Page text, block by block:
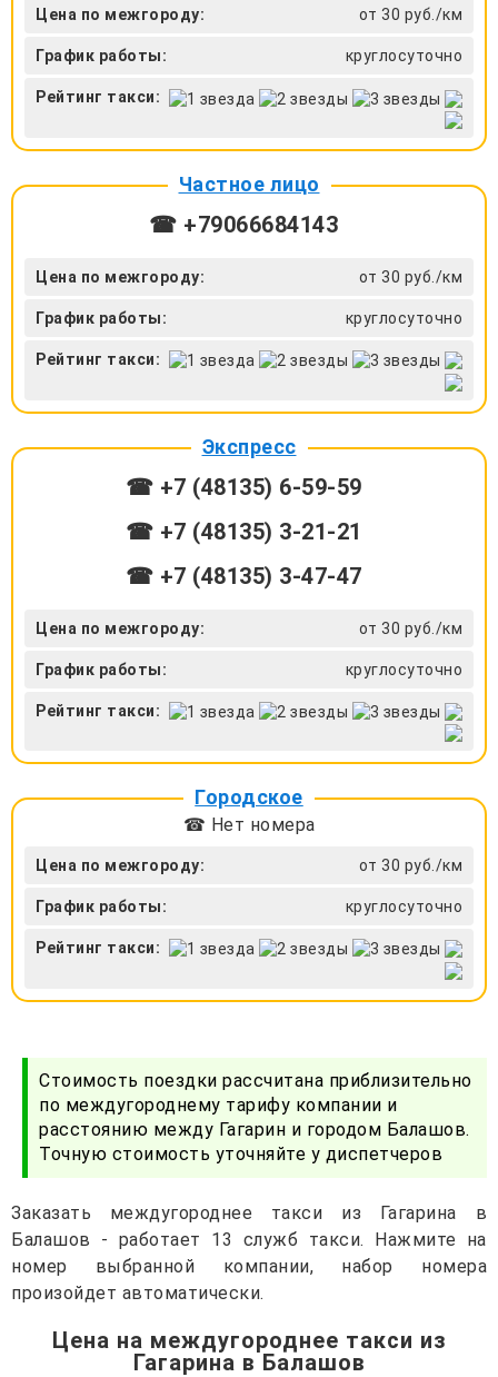
Цена по межгороду: от 30 руб./км
График работы: круглосуточно
Рейтинг такси:
Частное лицо
☎ +79066684143
Цена по межгороду: от 30 руб./км
График работы: круглосуточно
Рейтинг такси:
Экспресс
☎ +7 (48135) 6-59-59
☎ +7 (48135) 3-21-21
☎ +7 (48135) 3-47-47
Цена по межгороду: от 30 руб./км
График работы: круглосуточно
Рейтинг такси:
Городское
☎ Нет номера
Цена по межгороду: от 30 руб./км
График работы: круглосуточно
Рейтинг такси:
Стоимость поездки рассчитана приблизительно
по междугороднему тарифу компании и
расстоянию между Гагарин и городом Балашов.
Точную стоимость уточняйте у диспетчеров
Заказать междугороднее такси из Гагарина в
Балашов - работает 13 служб такси. Нажмите на
номер выбранной компании, набор номера
произойдет автоматически.
Цена на междугороднее такси из
Гагарина в Балашов